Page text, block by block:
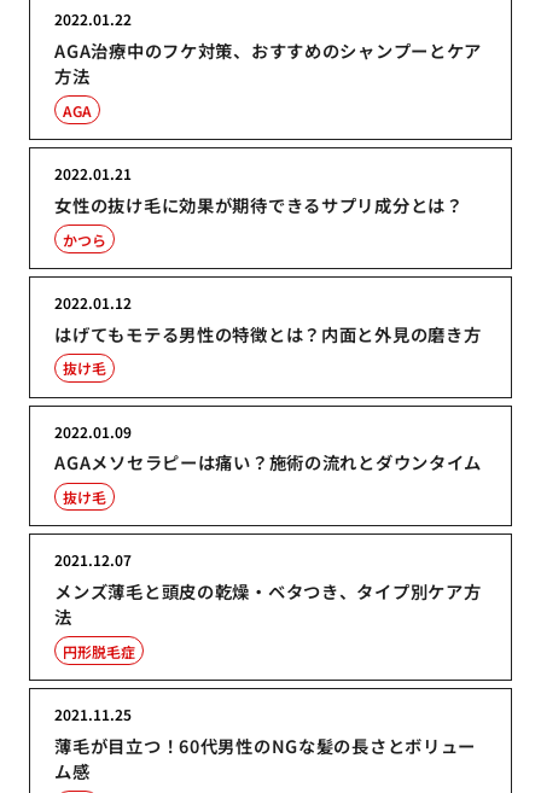
AGA治療中のフケ対策、おすすめのシャンプーとケア
方法
2022.01.22
AGA
女性の抜け毛に効果が期待できるサプリ成分とは？
2022.01.21
かつら
はげてもモテる男性の特徴とは？内面と外見の磨き方
2022.01.12
抜け毛
AGAメソセラピーは痛い？施術の流れとダウンタイム
2022.01.09
抜け毛
メンズ薄毛と頭皮の乾燥・ベタつき、タイプ別ケア方
法
2021.12.07
円形脱毛症
薄毛が目立つ！60代男性のNGな髪の長さとボリュー
ム感
2021.11.25